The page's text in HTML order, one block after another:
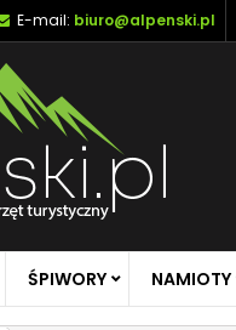
E-mail: biuro@alpenski.pl
ŚPIWORY NAMIOTY